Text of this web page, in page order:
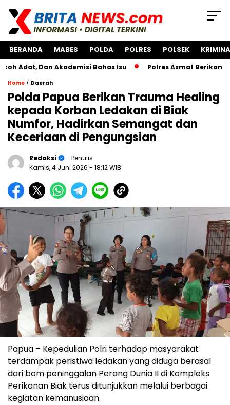
BERANDA MABES POLDA POLRES POLSEK
Akademisi Bahas Isu Polres Asmat Berikan Bantuan
Home / Daerah
Polda Papua Berikan Trauma Healing
kepada Korban Ledakan di Biak
Numfor, Hadirkan Semangat dan
Keceriaan di Pengungsian
Redaksi
- Penulis
Kamis, 4 Juni 2026 - 18:12 WIB
Papua – Kepedulian Polri terhadap masyarakat
terdampak peristiwa ledakan yang diduga berasal
dari bom peninggalan Perang Dunia II di Kompleks
Perikanan Biak terus ditunjukkan melalui berbagai
kegiatan kemanusiaan.